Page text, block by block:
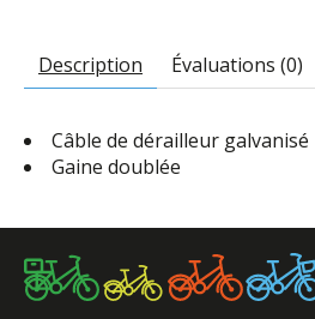
Description Évaluations (0)
Câble de dérailleur galvanisé
Gaine doublée